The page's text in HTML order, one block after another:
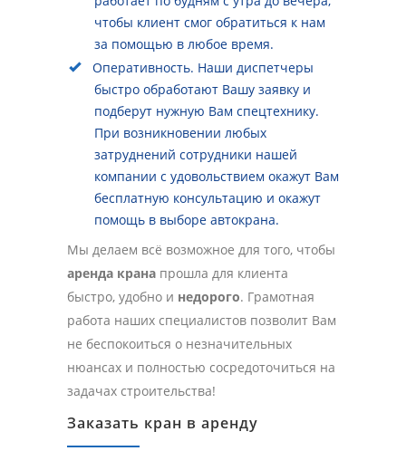
чтобы клиент смог обратиться к нам
за помощью в любое время.
Оперативность. Наши диспетчеры
быстро обработают Вашу заявку и
подберут нужную Вам спецтехнику.
При возникновении любых
затруднений сотрудники нашей
компании с удовольствием окажут Вам
бесплатную консультацию и окажут
помощь в выборе автокрана.
Мы делаем всё возможное для того, чтобы
аренда крана прошла для клиента
быстро, удобно и недорого. Грамотная
работа наших специалистов позволит Вам
не беспокоиться о незначительных
нюансах и полностью сосредоточиться на
задачах строительства!
Заказать кран в аренду